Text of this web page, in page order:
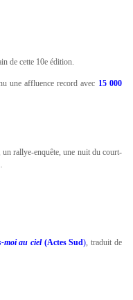
de cette 10e édition.
une affluence record avec 15 000
rallye‐enquête, une nuit du court‐
au ciel (Actes Sud) , traduit de